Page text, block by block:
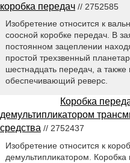
коробка передач // 2752585
Изобретение относится к
соосной коробке передач. В
постоянном зацеплении
простой трехзвенный
шестнадцать передач, а также
обеспечивающий реверс.
Коробка
демультипликатором
средства // 2752437
Изобретение относится к
демультипликатором.